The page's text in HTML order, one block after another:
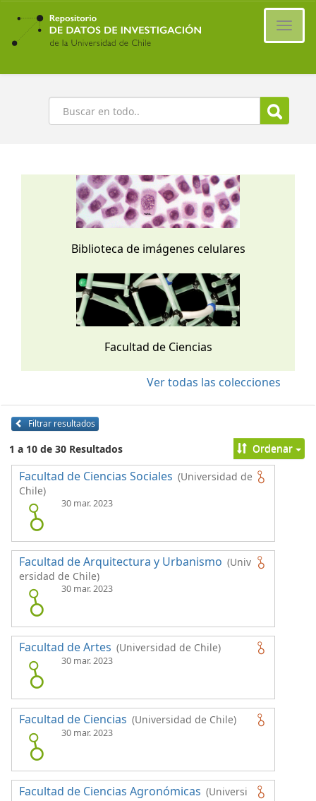
Ir
contenido
principal
Buscar
Biblioteca de imágenes celulares
Facultad de Ciencias
Ver todas las colecciones
Filtrar resultados
1 a 10 de 30 Resultados Ordenar
Facultad de Ciencias Sociales (Universidad de
Chile)
30 mar. 2023
Facultad de Arquitectura y Urbanismo (Univ
ersidad de Chile)
30 mar. 2023
Facultad de Artes (Universidad de Chile)
30 mar. 2023
Facultad de Ciencias (Universidad de Chile)
30 mar. 2023
Facultad de Ciencias Agronómicas (Universi